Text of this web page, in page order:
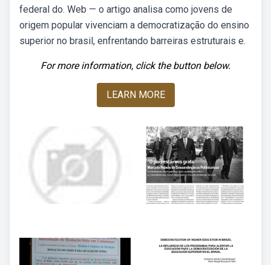
federal do. Web — o artigo analisa como jovens de
origem popular vivenciam a democratização do ensino
superior no brasil, enfrentando barreiras estruturais e.
For more information, click the button below.
LEARN MORE